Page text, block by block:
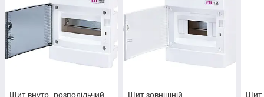
Щит внутр. розподільчий
Щит зовнішній
Щит